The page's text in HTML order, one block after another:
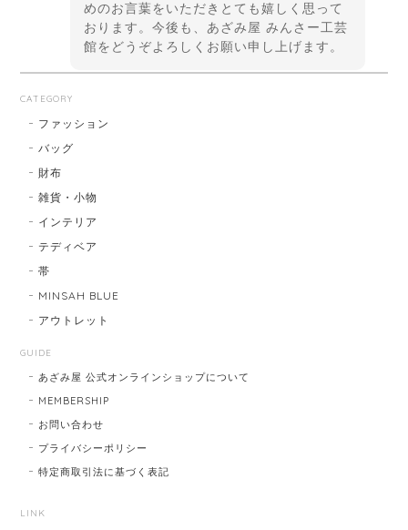
めのお言葉をいただきとても嬉しく思って
おります。今後も、あざみ屋 みんさー工芸
館をどうぞよろしくお願い申し上げます。
CATEGORY
ファッション
バッグ
財布
雑貨・小物
インテリア
テディベア
帯
MINSAH BLUE
アウトレット
GUIDE
あざみ屋 公式オンラインショップについて
MEMBERSHIP
お問い合わせ
プライバシーポリシー
特定商取引法に基づく表記
LINK